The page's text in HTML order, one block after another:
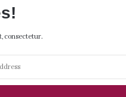
consectetur.